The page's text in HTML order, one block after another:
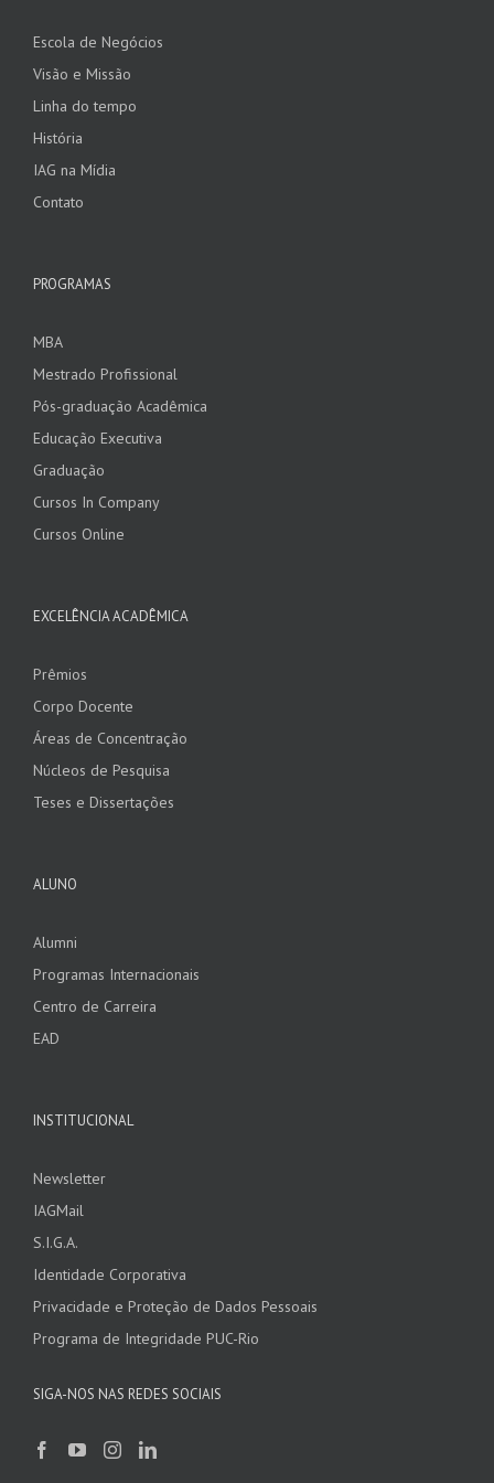
Escola de Negócios
Visão e Missão
Linha do tempo
História
IAG na Mídia
Contato
PROGRAMAS
MBA
Mestrado Profissional
Pós-graduação Acadêmica
Educação Executiva
Graduação
Cursos In Company
Cursos Online
EXCELÊNCIA ACADÊMICA
Prêmios
Corpo Docente
Áreas de Concentração
Núcleos de Pesquisa
Teses e Dissertações
ALUNO
Alumni
Programas Internacionais
Centro de Carreira
EAD
INSTITUCIONAL
Newsletter
IAGMail
S.I.G.A.
Identidade Corporativa
Privacidade e Proteção de Dados Pessoais
Programa de Integridade PUC-Rio
SIGA-NOS NAS REDES SOCIAIS